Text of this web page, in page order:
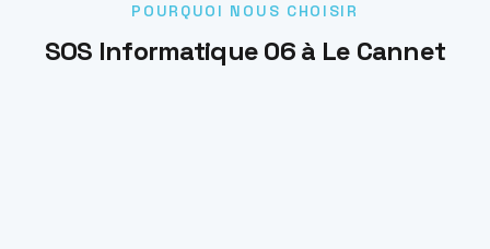
POURQUOI NOUS CHOISIR
SOS Informatique 06 à Le Cannet